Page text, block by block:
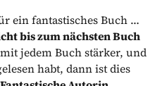
ein fantastisches Buch …
bis zum nächsten Buch
jedem Buch stärker, und
habt, dann ist dies